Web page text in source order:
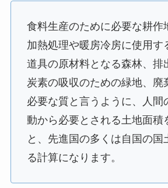
食料生産のために必要な耕作
加熱処理や暖房冷房に使用す
道具の原材料となる森林、排
炭素の吸収のための緑地、廃
必要な質と言うように、人間
動から必要とされる土地面積
と、先進国の多くは自国の国
る計算になります。